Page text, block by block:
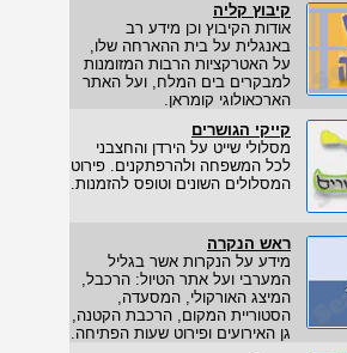
קיבוץ קליה
אודות הקיבוץ וכן מידע רב
באנגלית על בית ההארחה שלו,
על האטרקציות הרבות המזומנות
למבקרים בים המלח, ועל האתר
הארכאולוגי קומראן.
קייקי הגושרים
מסלולי שייט על הירדן והחצבני
לכל המשפחה ולהרפתקנים. פירוט
המסלולים השונים וטופס להזמנות.
ראש הנקרה
מידע על הנקרות אשר בגליל
המערבי ועל אתר הטיול: הרכבל,
המיצג האורקולי, המסעדה,
הסטוריית המקום, הרכבת הקטנה,
גן האירועים ופירוט שעות הפתיחה.